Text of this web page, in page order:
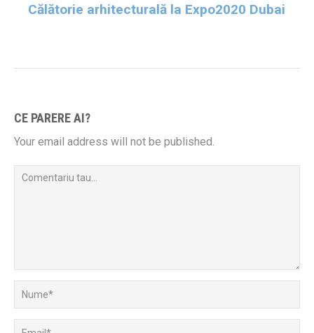
Călătorie arhitecturală la Expo2020 Dubai
CE PARERE AI?
Your email address will not be published.